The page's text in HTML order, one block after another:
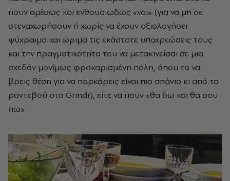
πουν αμέσως και ενθουσιωδώς «ναι» (για να μη σε
στεναχωρήσουν ή χωρίς να έχουν αξιολογήσει
ψύχραιμα και ώριμα τις εκάστοτε υποχρεώσεις τους
και την πραγματικότητα του να μετακινείσαι σε μια
σχεδόν μονίμως φρακαρισμένη πόλη, όπου το να
βρεις θέση για να παρκάρεις είναι πιο σπάνιο κι από το
ραντεβού στο Grindr), είτε να πουν «θα δω και θα σου
πω».